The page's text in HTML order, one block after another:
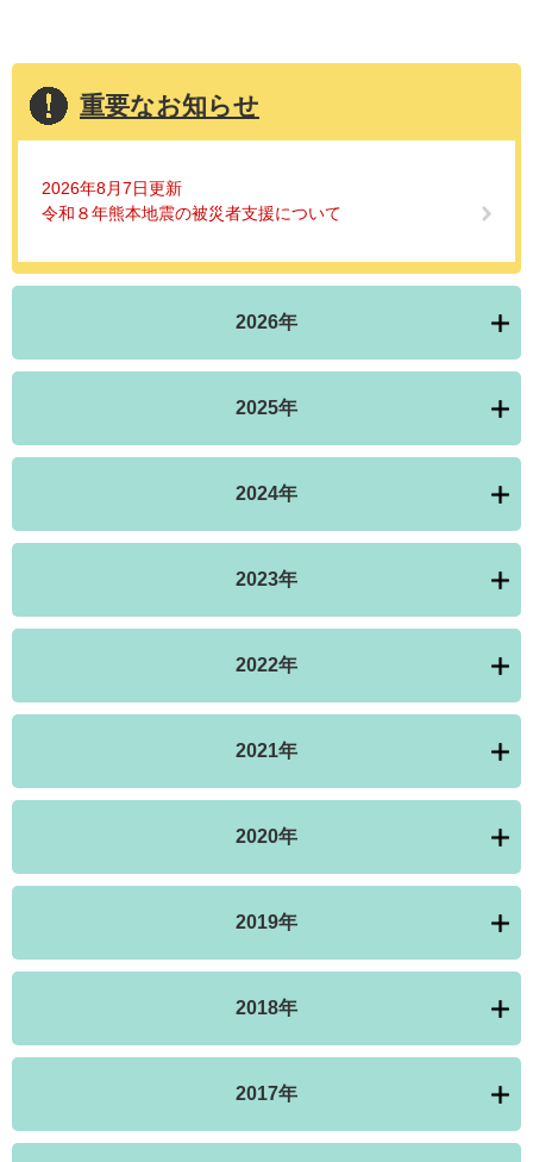
重要なお知らせ
2026年8月7日更新
令和８年熊本地震の被災者支援について
2026年
2025年
2024年
2023年
2022年
2021年
2020年
2019年
2018年
2017年